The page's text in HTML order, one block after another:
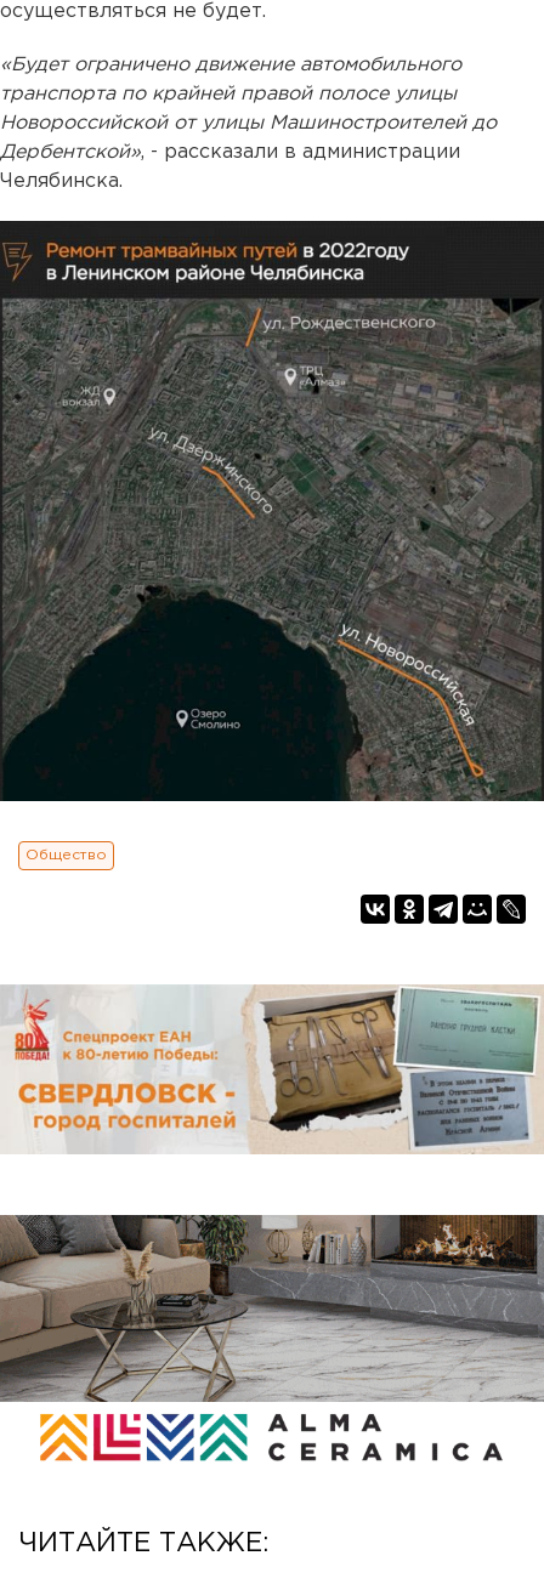
осуществляться не будет.
«Будет ограничено движение автомобильного
транспорта по крайней правой полосе улицы
Новороссийской от улицы Машиностроителей до
Дербентской», - рассказали в администрации
Челябинска.
Общество
ЧИТАЙТЕ ТАКЖЕ: